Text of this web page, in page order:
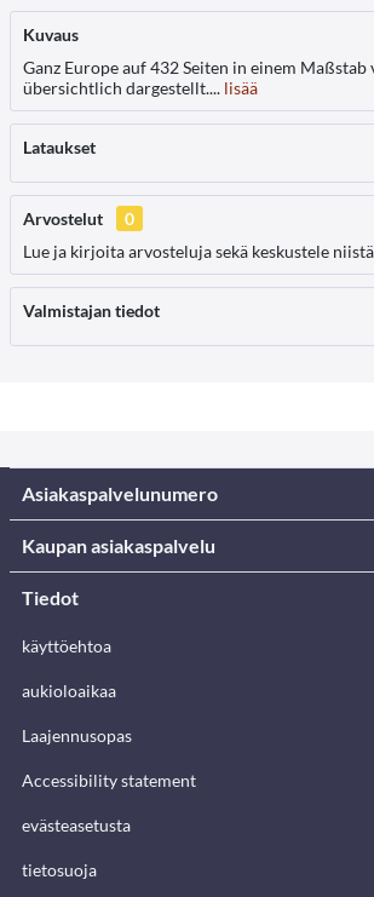
Kuvaus
Ganz Europe auf 432 Seiten in einem Maßstab
übersichtlich dargestellt.... lisää
Lataukset
Arvostelut
0
Lue ja kirjoita arvosteluja sekä keskustele
Valmistajan tiedot
Asiakaspalvelunumero
Kaupan asiakaspalvelu
Tiedot
käyttöehtoa
aukioloaikaa
Laajennusopas
Accessibility statement
evästeasetusta
tietosuoja